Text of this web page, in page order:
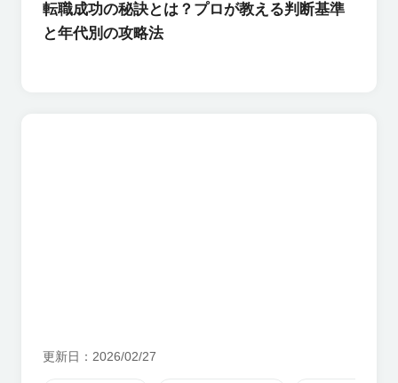
転職成功の秘訣とは？プロが教える判断基準
と年代別の攻略法
更新日 2026/02/27